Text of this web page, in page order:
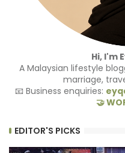
Hi, I'm
A Malaysian lifestyle
marriage,
📧 Business enquiries:
🤝
EDITOR'S PICKS